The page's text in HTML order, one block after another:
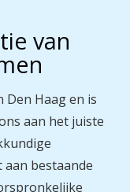
van
Den Haag en is
aan het juiste
bestaande